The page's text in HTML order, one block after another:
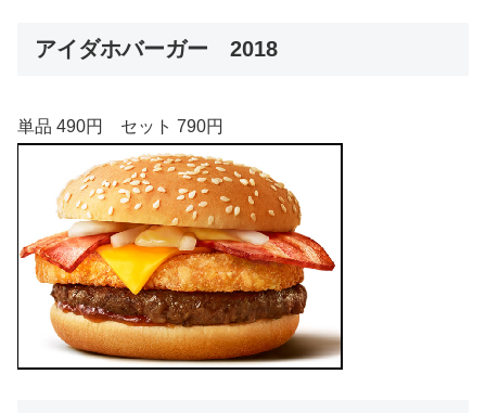
アイダホバーガー 2018
単品 490円 セット 790円